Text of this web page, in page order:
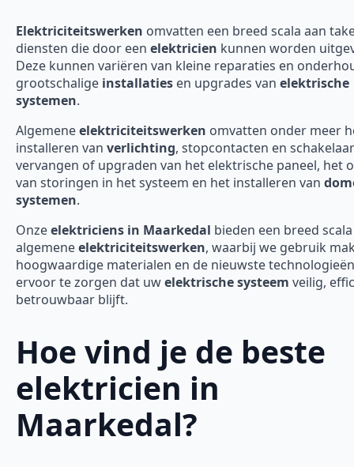
Elektriciteitswerken omvatten een breed scala aan
diensten die door een elektricien kunnen worden
Deze kunnen variëren van kleine reparaties en
grootschalige installaties en upgrades van elektrische
systemen.
Algemeneelektriciteitswerken omvatten onder meer
installeren van verlichting, stopcontacten en
vervangen of upgraden van het elektrische paneel, het
van storingen in het systeem en het installeren van
systemen.
Onzeelektriciens in Maarkedal bieden een breed
algemeneelektriciteitswerken, waarbij we gebruik
hoogwaardige materialen en de nieuwste
ervoor te zorgen dat uwelektrische systeem veilig,
betrouwbaar blijft.
Hoe vind je de beste
elektricien in
Maarkedal?